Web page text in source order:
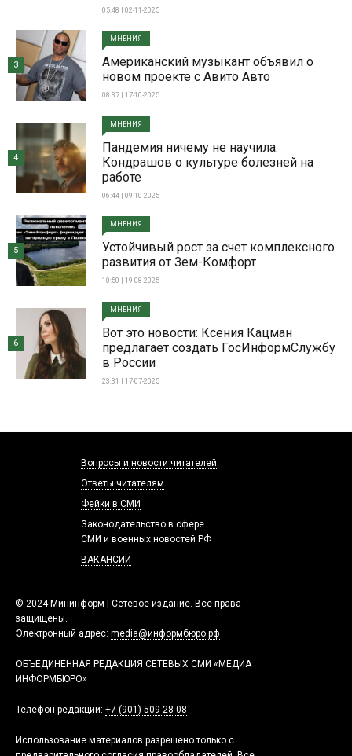
05:48 | 02-11-2025
МНЕНИЯ
Американский музыкант объявил о
новом проекте с Авито Авто
08:37 | 17-10-2025
3
МНЕНИЯ
Пандемия ничему не научила:
Кондрашов о культуре болезней на
работе
06:44 | 09-10-2025
4
МНЕНИЯ
Устойчивый рост за счет комплексного
развития от Зем-Комфорт
10:50 | 19-08-2025
5
МНЕНИЯ
Вот это новости: Ксения Кацман
предлагает создать ГосИнформСлужбу
в России
23:31 | 17-07-2025
6
© 2024 Мининформ | Сетевое издание. Все права
защищены.
Электронный адрес: media@информбюро.рф
ОБЪЕДИНЕННАЯ РЕДАКЦИЯ СЕТЕВЫХ СМИ «МЕДИА
ИНФОРМБЮРО»
Телефон редакции: +7 (901) 509-28-08
Использование материалов разрешено только с
Вопросы и новости читателей
Ответы читателям
Фейки в СМИ
Законодательство в сфере
СМИ и военных новостей РФ
ВАКАНСИИ